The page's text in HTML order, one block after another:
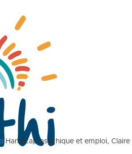
Handicap psychique et emploi, Claire